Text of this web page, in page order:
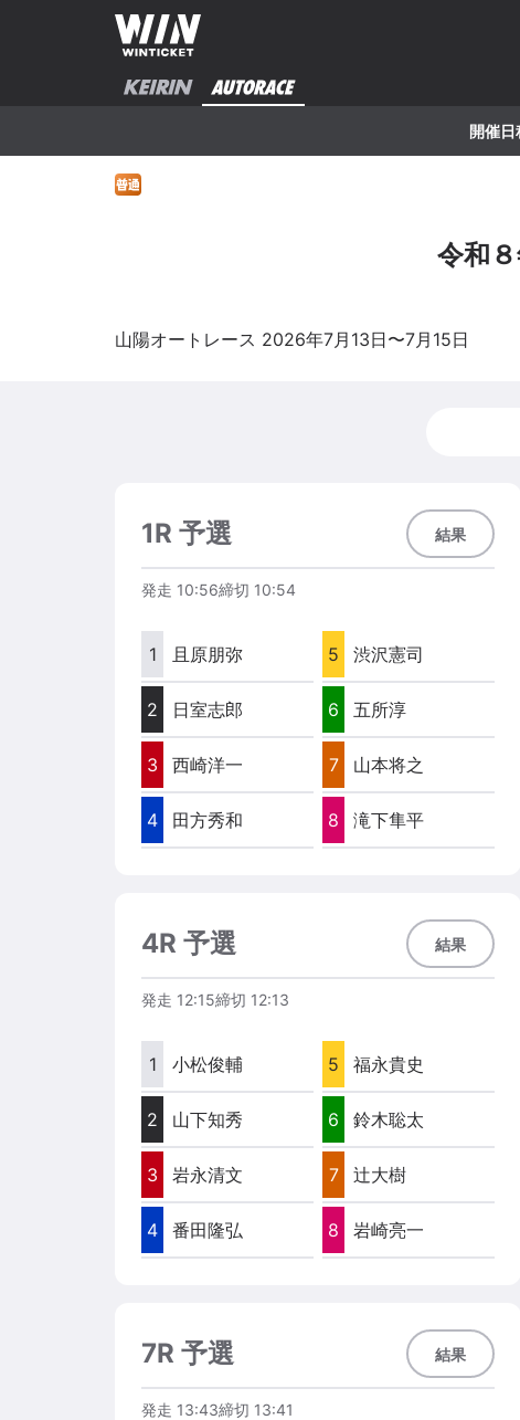
開催日
令和
山陽オートレース 2026年7月13日〜7月15日
1R 予選 結果
発走 10:56締切 10:54
1 且原朋弥
2 日室志郎
3 西崎洋一
4 田方秀和
5 渋沢憲司
6 五所淳
7 山本将之
8 滝下隼平
4R 予選 結果
発走 12:15締切 12:13
1 小松俊輔
2 山下知秀
3 岩永清文
4 番田隆弘
5 福永貴史
6 鈴木聡太
7 辻大樹
8 岩崎亮一
7R 予選 結果
発走 13:43締切 13:41